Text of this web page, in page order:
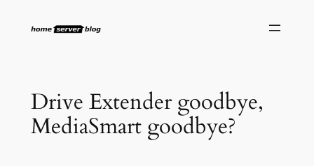
Inhalt
Drive Extender goodbye,
MediaSmart goodbye?